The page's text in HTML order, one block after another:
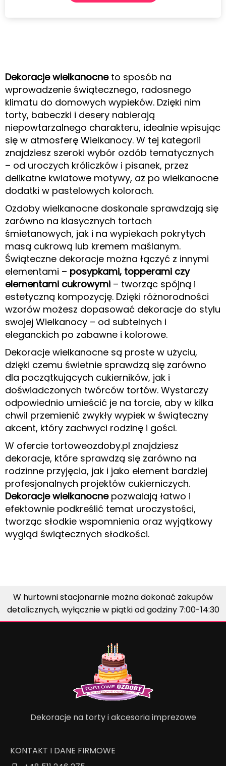
Dekoracje wielkanocneto sposób na
wprowadzenie świątecznego, radosnego
klimatu do domowych wypieków. Dzięki nim
torty, babeczki i desery nabierają
niepowtarzalnego charakteru, idealnie wpisując
się w atmosferę Wielkanocy. W tej kategorii
znajdziesz szeroki wybór ozdób tematycznych
– od uroczych króliczków i pisanek, przez
delikatne kwiatowe motywy, aż po wielkanocne
dodatki w pastelowych kolorach.
Ozdoby wielkanocne doskonale sprawdzają się
zarówno na klasycznych tortach
śmietanowych, jak i na wypiekach pokrytych
masą cukrową lub kremem maślanym.
Świąteczne dekoracje można łączyć z innymi
elementami – posypkami, topperami czy
elementami cukrowymi – tworząc spójną i
estetyczną kompozycję. Dzięki różnorodności
wzorów możesz dopasować dekoracje do stylu
swojej Wielkanocy – od subtelnych i
eleganckich po zabawne i kolorowe.
Dekoracje wielkanocne są proste w użyciu,
dzięki czemu świetnie sprawdzą się zarówno
dla początkujących cukierników, jak i
doświadczonych twórców tortów. Wystarczy
odpowiednio umieścić je na torcie, aby w kilka
chwil przemienić zwykły wypiek w świąteczny
akcent, który zachwyci rodzinę i gości.
W ofercie tortoweozdoby.pl znajdziesz
dekoracje, które sprawdzą się zarówno na
rodzinne przyjęcia, jak i jako element bardziej
profesjonalnych projektów cukierniczych.
Dekoracje wielkanocnepozwalają łatwo i
efektownie podkreślić temat uroczystości,
tworząc słodkie wspomnienia oraz wyjątkowy
wygląd świątecznych słodkości.
W hurtowni stacjonarnie można dokonać zakupów
detalicznych, wyłącznie w piątki od godziny 7:00-14:30
Dekoracje na torty i akcesoria imprezowe
KONTAKT I DANE FIRMOWE